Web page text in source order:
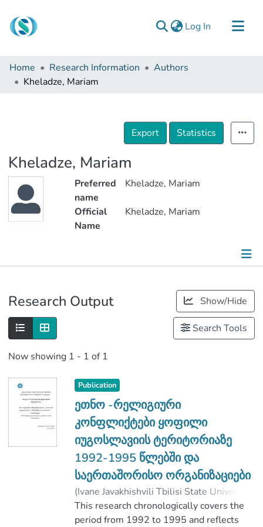
Log In (current)
Communities & Collections
Browse
Home Research Information
Authors
Kheladze, Mariam
Export Statistics
Kheladze, Mariam
Preferred
name
Kheladze, Mariam
Official
Name
Kheladze, Mariam
Research Output Show/Hide
Search Tools
Now showing 1 - 1 of 1
Publication
ეთნო -რელიგიური
კონფლიქტები ყოფილი
იუგოსლავიის ტერიტორიაზე
1992-1995 წლებში და
საერთაშორისო ორგანიზაციები
(Ivane Javakhishvili Tbilisi State University
2019)Kheladze, Mariam
;
ყალიჩავა, კახაბერ
;
This research chronologically covers the
period from 1992 to 1995 and reflects